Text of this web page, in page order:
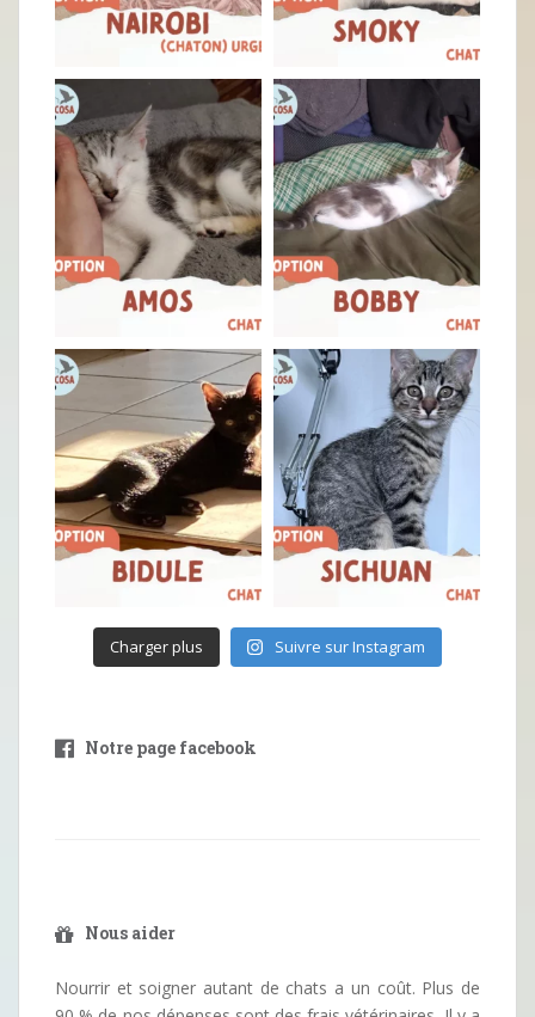
Charger plus Suivre sur Instagram
Notre page facebook
Nous aider
Nourrir et soigner autant de chats a un coût. Plus de